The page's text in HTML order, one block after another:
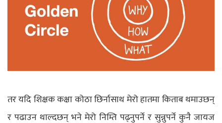
तर यदि शिक्षक कक्षा कोठा छिर्नासाथ मेरो हातमा किताब थमाउछन्
र पढाउन थाल्दछन् भने मेरो निम्ति पढ्नुपर्ने र सुन्नुपर्ने कुनै जायज